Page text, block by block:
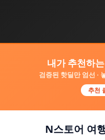
내가 추천하
검증된 핫딜만 엄선 ·
추천
N스토어 여